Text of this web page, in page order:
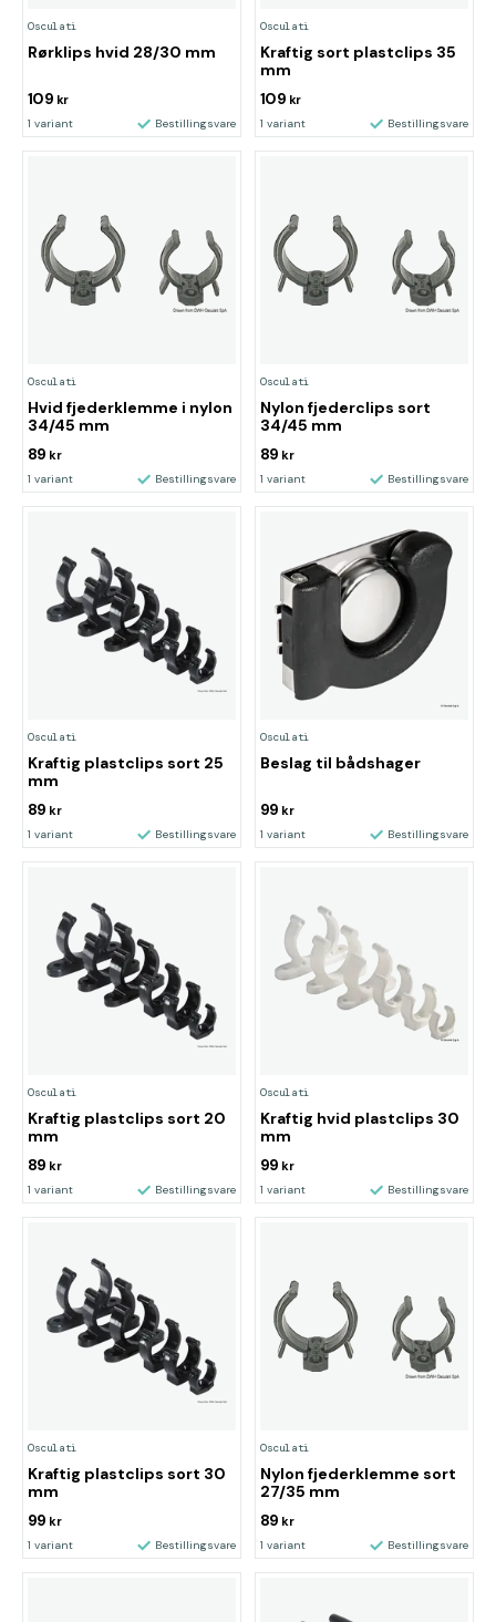
Osculati
Rørklips hvid 28/30 mm
109 kr
1 variant Bestillingsvare
Osculati
Kraftig sort plastclips 35
mm
109 kr
1 variant Bestillingsvare
Osculati
Hvid fjederklemme i nylon
34/45 mm
89 kr
1 variant Bestillingsvare
Osculati
Nylon fjederclips sort
34/45 mm
89 kr
1 variant Bestillingsvare
Osculati
Kraftig plastclips sort 25
mm
89 kr
1 variant Bestillingsvare
Osculati
Beslag til bådshager
99 kr
1 variant Bestillingsvare
Osculati
Kraftig plastclips sort 20
mm
89 kr
1 variant Bestillingsvare
Osculati
Kraftig hvid plastclips 30
mm
99 kr
1 variant Bestillingsvare
Osculati
Kraftig plastclips sort 30
mm
99 kr
1 variant Bestillingsvare
Osculati
Nylon fjederklemme sort
27/35 mm
89 kr
1 variant Bestillingsvare